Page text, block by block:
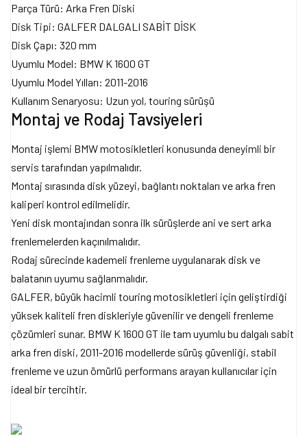
Parça Türü: Arka Fren Diski
Disk Tipi: GALFER DALGALI SABİT DİSK
Disk Çapı: 320 mm
Uyumlu Model: BMW K 1600 GT
Uyumlu Model Yılları: 2011-2016
Kullanım Senaryosu: Uzun yol, touring sürüşü
Montaj ve Rodaj Tavsiyeleri
Montaj işlemi BMW motosikletleri konusunda deneyimli bir
servis tarafından yapılmalıdır.
Montaj sırasında disk yüzeyi, bağlantı noktaları ve arka fren
kaliperi kontrol edilmelidir.
Yeni disk montajından sonra ilk sürüşlerde ani ve sert arka
frenlemelerden kaçınılmalıdır.
Rodaj sürecinde kademeli frenleme uygulanarak disk ve
balatanın uyumu sağlanmalıdır.
GALFER, büyük hacimli touring motosikletleri için geliştirdiği
yüksek kaliteli fren diskleriyle güvenilir ve dengeli frenleme
çözümleri sunar. BMW K 1600 GT ile tam uyumlu bu dalgalı sabit
arka fren diski, 2011-2016 modellerde sürüş güvenliği, stabil
frenleme ve uzun ömürlü performans arayan kullanıcılar için
ideal bir tercihtir.